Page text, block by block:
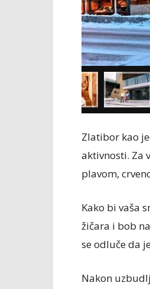
Zlatibor kao
aktivnosti. Za
plavom,
Kako bi vaša
žičara i bob
se odluče da
Nakon